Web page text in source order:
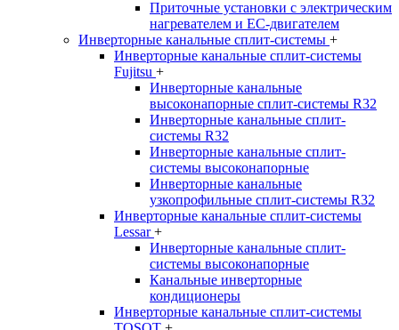
Приточные установки с электрическим
нагревателем и EC-двигателем
Инверторные канальные сплит-системы +
Инверторные канальные сплит-системы
Fujitsu +
Инверторные канальные
высоконапорные сплит-системы R32
Инверторные канальные сплит-
системы R32
Инверторные канальные сплит-
системы высоконапорные
Инверторные канальные
узкопрофильные сплит-системы R32
Инверторные канальные сплит-системы
Lessar+
Инверторные канальные сплит-
системы высоконапорные
Канальные инверторные
кондиционеры
Инверторные канальные сплит-системы